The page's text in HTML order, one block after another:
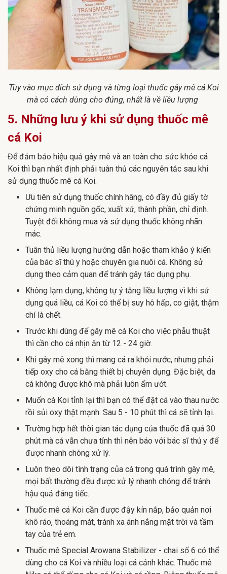
Tùy vào mục đích sử dụng và từng loại thuốc gây mê cá Koi
mà có cách dùng cho đúng, nhất là về liều lượng
5. Những lưu ý khi sử dụng thuốc mê
cá Koi
Để đảm bảo hiệu quả gây mê và an toàn cho sức khỏe cá
Koi thì bạn nhất định phải tuân thủ các nguyên tắc sau khi
sử dụng thuốc mê cá Koi.
Ưu tiên sử dụng thuốc chính hãng, có đầy đủ giấy tờ
chứng minh nguồn gốc, xuất xứ, thành phần, chỉ định.
Tuyệt đối không mua và sử dụng thuốc không nhãn
mác.
Tuân thủ liều lượng hướng dẫn hoặc tham khảo ý kiến
của bác sĩ thú y hoặc chuyên gia nuôi cá. Không sử
dụng theo cảm quan để tránh gây tác dụng phụ.
Không lạm dụng, không tự ý tăng liều lượng vì khi sử
dụng quá liều, cá Koi có thể bị suy hô hấp, co giật, thậm
chí là chết.
Trước khi dùng để gây mê cá Koi cho việc phẫu thuật
thì cần cho cá nhịn ăn từ 12 - 24 giờ.
Khi gây mê xong thì mang cá ra khỏi nước, nhưng phải
tiếp oxy cho cá bằng thiết bị chuyên dụng. Đặc biệt, da
cá không được khô mà phải luôn ẩm ướt.
Muốn cá Koi tỉnh lại thì bạn có thể đặt cá vào thau nước
rồi sủi oxy thật mạnh. Sau 5 - 10 phút thì cá sẽ tỉnh lại.
Trường hợp hết thời gian tác dụng của thuốc đã quá 30
phút mà cá vẫn chưa tỉnh thì nên báo với bác sĩ thú y để
được nhanh chóng xử lý.
Luôn theo dõi tình trạng của cá trong quá trình gây mê,
mọi bất thường đều được xử lý nhanh chóng để tránh
hậu quả đáng tiếc.
Thuốc mê cá Koi cần được đậy kín nắp, bảo quản nơi
khô ráo, thoáng mát, tránh xa ánh nắng mặt trời và tầm
tay của trẻ em.
Thuốc mê Special Arowana Stabilizer - chai số 6 có thể
dùng cho cá Koi và nhiều loại cá cảnh khác. Thuốc mê